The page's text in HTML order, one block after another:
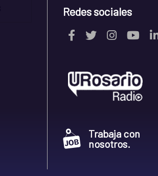
Redes sociales
Trabaja con
nosotros.